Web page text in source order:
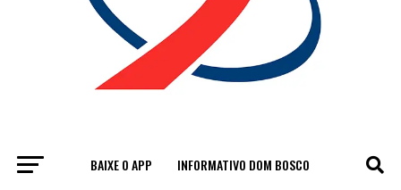
BAIXE O APP INFORMATIVO DOM BOSCO
All posts tagged "PROCON"